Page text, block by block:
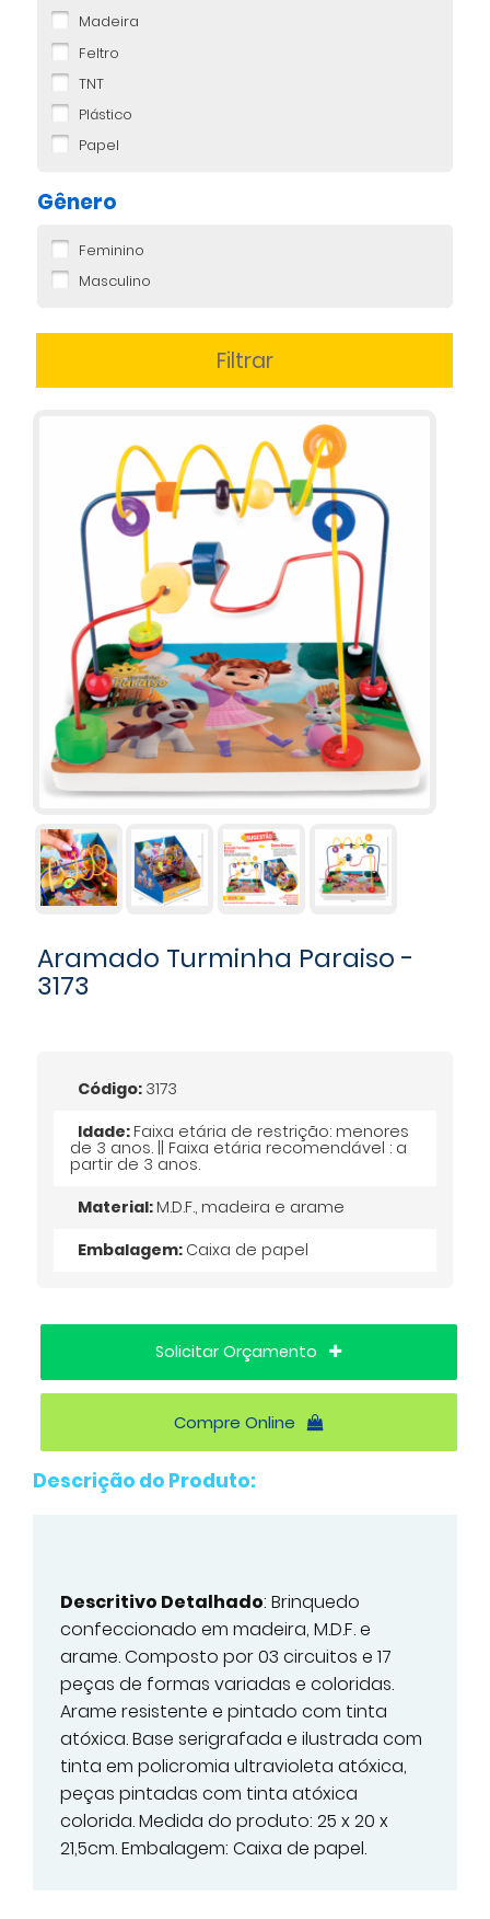
Madeira
Feltro
TNT
Plástico
Papel
Gênero
Feminino
Masculino
Aramado Turminha Paraiso -
3173
Código: 3173
Idade: Faixa etária de restrição: menores
de 3 anos. || Faixa etária recomendável : a
partir de 3 anos.
Material: M.D.F., madeira e arame
Embalagem: Caixa de papel
Solicitar Orçamento
Compre Online
Descrição do Produto:
Descritivo Detalhado: Brinquedo
confeccionado em madeira, M.D.F. e
arame. Composto por 03 circuitos e 17
peças de formas variadas e coloridas.
Arame resistente e pintado com tinta
atóxica. Base serigrafada e ilustrada com
tinta em policromia ultravioleta atóxica,
peças pintadas com tinta atóxica
colorida. Medida do produto: 25 x 20 x
21,5cm. Embalagem: Caixa de papel.